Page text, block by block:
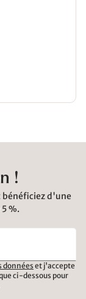
!
d'une
%.
donnéeset j'accepte
ci-dessous pour